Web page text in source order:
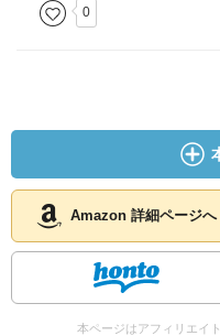
0
Amazon 詳細ページへ
本ページはアフィリエイ